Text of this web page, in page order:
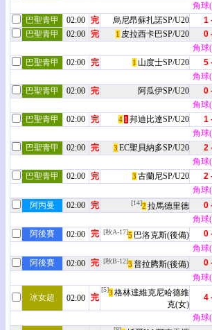
角球
巴聖青甲
02:00 完 烏尼昂蘇扎諾SP/U20
1
巴聖青甲
02:00 完 1 皮拉西卡巴SP/U20
0
角球
巴聖青甲
02:00 完 1 山度士SP/U20
5
角球
巴聖青甲
02:00 完 阿瓜伊SP/U20
0
角球
巴聖青甲
02:00 完 4 1 邦迪比達SP/U20
1
角球
巴聖青甲
02:00 完 3 EC聖貝納多SP/U20
2
角球
巴聖青甲
02:00 完 3 古蘭尼SP/U20
2
角球
阿丙曼
02:00 完 [14]2 拉馬德里德
0
角球
阿後賽
02:00 完 [秋A-17]5 巴洛克斯(後備)
0
角球
阿後賽
02:00 完 [秋B-12]3 普拉腾斯(後備)
0
角球
冰女超 02:00 完
[5]3 格林達維克尼哈德維
克(女)
4
角球